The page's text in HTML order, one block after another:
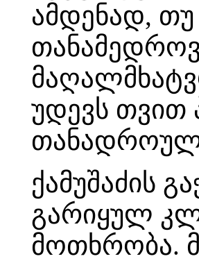
ამდენად,
უდევს თვით
ქამუშაძის
გარიყულ
მოთხრობა.